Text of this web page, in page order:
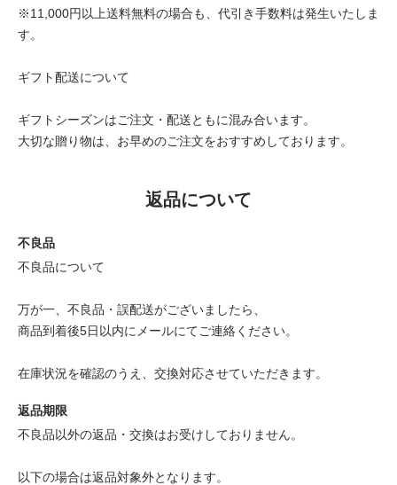
※11,000円以上送料無料の場合も、代引き手数料は発生いたしま
す。
ギフト配送について
ギフトシーズンはご注文・配送ともに混み合います。
大切な贈り物は、お早めのご注文をおすすめしております。
返品について
不良品
不良品について
万が一、不良品・誤配送がございましたら、
商品到着後5日以内にメールにてご連絡ください。
在庫状況を確認のうえ、交換対応させていただきます。
返品期限
不良品以外の返品・交換はお受けしておりません。
以下の場合は返品対象外となります。